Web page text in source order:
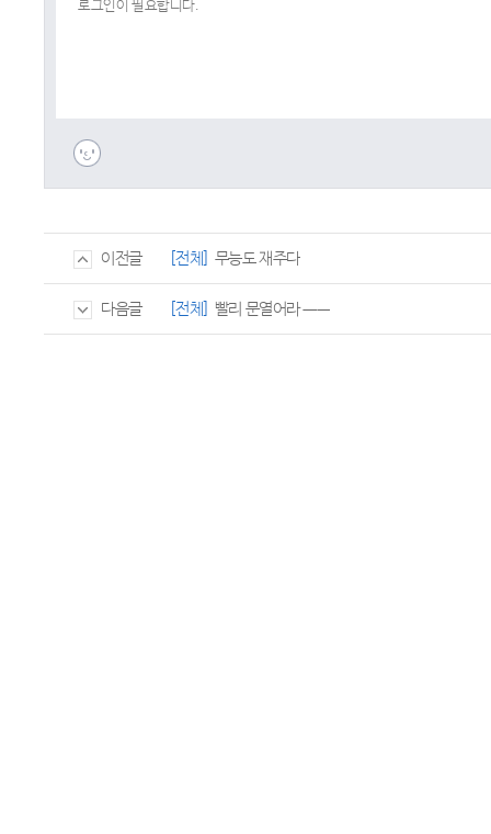
이전글 [전체] 무능도 재주다
다음글 [전체] 빨리 문열어라 ㅡㅡ